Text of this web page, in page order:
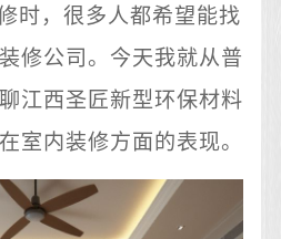
时，很多人都希望能找
修公司。今天我就从普
江西圣匠新型环保材料
室内装修方面的表现。